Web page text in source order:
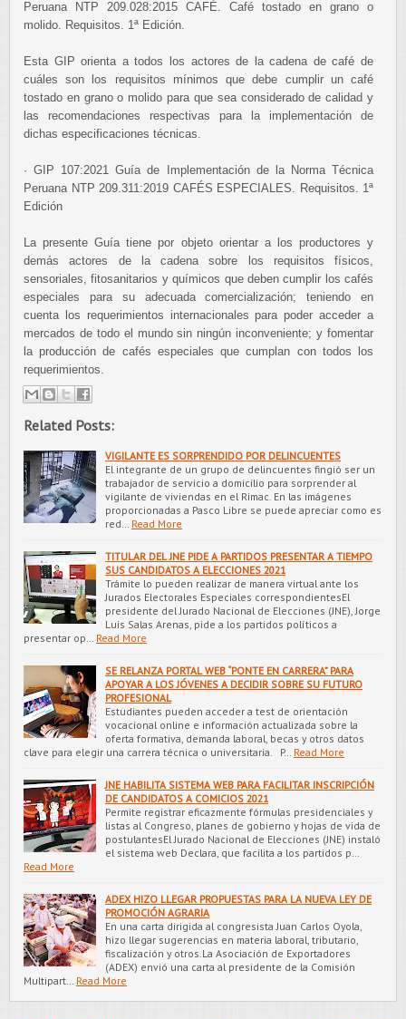
Peruana NTP 209.028:2015 CAFÉ. Café tostado en grano o
molido. Requisitos. 1ª Edición.
Esta GIP orienta a todos los actores de la cadena de café de
cuáles son los requisitos mínimos que debe cumplir un café
tostado en grano o molido para que sea considerado de calidad y
las recomendaciones respectivas para la implementación de
dichas especificaciones técnicas.
· GIP 107:2021 Guía de Implementación de la Norma Técnica
Peruana NTP 209.311:2019 CAFÉS ESPECIALES. Requisitos. 1ª
Edición
La presente Guía tiene por objeto orientar a los productores y
demás actores de la cadena sobre los requisitos físicos,
sensoriales, fitosanitarios y químicos que deben cumplir los cafés
especiales para su adecuada comercialización; teniendo en
cuenta los requerimientos internacionales para poder acceder a
mercados de todo el mundo sin ningún inconveniente; y fomentar
la producción de cafés especiales que cumplan con todos los
requerimientos.
Related Posts:
VIGILANTE ES SORPRENDIDO POR DELINCUENTES
El integrante de un grupo de delincuentes fingió ser un
trabajador de servicio a domicilio para sorprender al
vigilante de viviendas en el Rimac. En las imágenes
proporcionadas a Pasco Libre se puede apreciar como es
red…
Read More
TITULAR DEL JNE PIDE A PARTIDOS PRESENTAR A TIEMPO
SUS CANDIDATOS A ELECCIONES 2021
Trámite lo pueden realizar de manera virtual ante los
Jurados Electorales Especiales correspondientesEl
presidente del Jurado Nacional de Elecciones (JNE), Jorge
Luis Salas Arenas, pide a los partidos políticos a
presentar op…
Read More
SE RELANZA PORTAL WEB “PONTE EN CARRERA” PARA
APOYAR A LOS JÓVENES A DECIDIR SOBRE SU FUTURO
PROFESIONAL
Estudiantes pueden acceder a test de orientación
vocacional online e información actualizada sobre la
oferta formativa, demanda laboral, becas y otros datos
clave para elegir una carrera técnica o universitaria. P…
Read More
JNE HABILITA SISTEMA WEB PARA FACILITAR INSCRIPCIÓN
DE CANDIDATOS A COMICIOS 2021
Permite registrar eficazmente fórmulas presidenciales y
listas al Congreso, planes de gobierno y hojas de vida de
postulantesEl Jurado Nacional de Elecciones (JNE) instaló
el sistema web Declara, que facilita a los partidos p…
Read More
ADEX HIZO LLEGAR PROPUESTAS PARA LA NUEVA LEY DE
PROMOCIÓN AGRARIA
En una carta dirigida al congresista Juan Carlos Oyola,
hizo llegar sugerencias en materia laboral, tributario,
fiscalización y otros.La Asociación de Exportadores
(ADEX) envió una carta al presidente de la Comisión
Multipart…
Read More